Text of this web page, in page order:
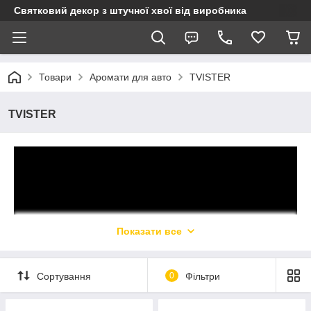
Святковий декор з штучної хвої від виробника
Товари Аромати для авто TVISTER
TVISTER
TVISTER - ручки ніжки гнуться у всі боки💞
Показати все
Сортування 0 Фільтри